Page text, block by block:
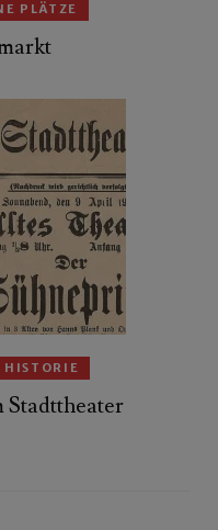
PLÄTZE
HISTORIE